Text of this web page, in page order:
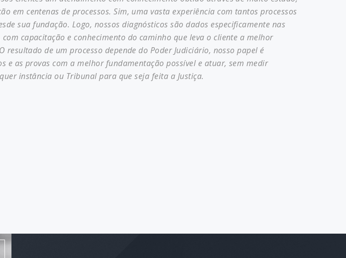
em centenas de processos. Sim, uma vasta experiência com tantos processos
sua fundação. Logo, nossos diagnósticos são dados especificamente nas
com capacitação e conhecimento do caminho que leva o cliente a melhor
resultado de um processo depende do Poder Judiciário, nosso papel é
e as provas com a melhor fundamentação possível e atuar, sem medir
instância ou Tribunal para que seja feita a Justiça.